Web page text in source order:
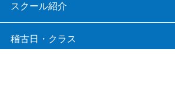
スクール紹介
稽古日・クラス